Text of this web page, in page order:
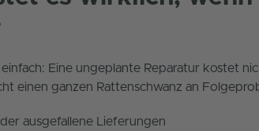
einfach: Eine ungeplante Reparatur kostet
einen ganzen Rattenschwanz an
ausgefallene Lieferungen